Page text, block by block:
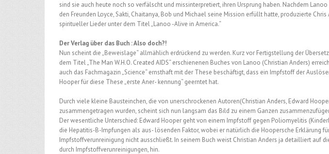
sind sie auch heute noch so verfälscht und missinterpretiert, ihren Ursprung haben. Nachdem
den Freunden Loyce, Sakti, Chaitanya, Bob und Michael seine Mission erfüllt hatte, produzierte
spiritueller Lieder unter dem Titel „Lanoo -Alive in America.“
Der Verlag über das Buch : Also doch?!
Nun scheint die „Beweislage“ allmählich erdrückend zu werden. Kurz vor Fertigstellung der
dem Titel „The Man W.H.O. Created AIDS“ erschienenen Buches von Lanoo (Christian Anders)
auch das Fachmagazin „Science“ ernsthaft mit der These beschäftigt, dass ein Impfstoff der
Hooper für diese These „erste Aner- kennung“ geerntet hat.
Durch viele kleine Bausteinchen, die von unerschrockenen Autoren(Christian Anders, Edward
zusammengetragen wurden, scheint sich nun langsam das Bild zu einem Ganzen
Der wesentliche Unterschied: Edward Hooper geht von einem Impfstoff gegen Poliomyelitis
die Hepatitis-B-Impfungen als aus- lösenden Faktor, wobei er natürlich die Hoopersche Erklärung
Impfstoffverunreinigung nicht ausschließt. In seinem Buch weist Christian Anders ja detailliert auf
durch Impfstoffverunreinigungen, hin.